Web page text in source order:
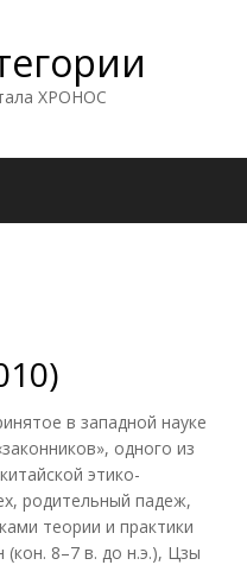
ХРОНОС
в западной науке
одного из
этико-
родительный падеж,
теории и практики
8–7 в. до н.э.), Цзы